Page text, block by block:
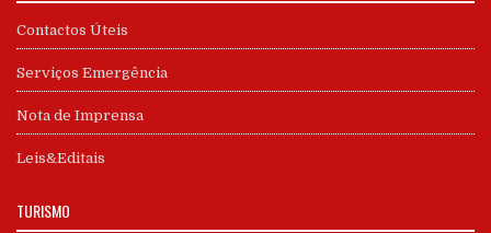
Contactos Úteis
Serviços Emergência
Nota de Imprensa
Leis&Editais
TURISMO